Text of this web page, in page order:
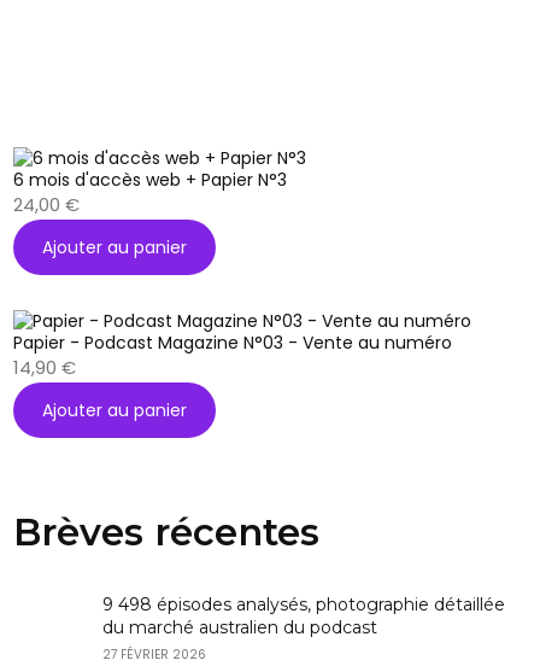
6 mois d'accès web + Papier N°3
24,00€
Ajouter au panier
Papier - Podcast Magazine N°03 - Vente au numéro
14,90€
Ajouter au panier
Brèves récentes
9 498 épisodes analysés, photographie détaillée
du marché australien du podcast
27 FÉVRIER 2026